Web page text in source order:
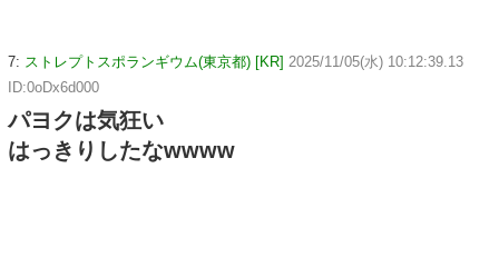
7: ストレプトスポランギウム(東京都) [KR] 2025/11/05(水) 10:12:39.13
ID:0oDx6d000
パヨクは気狂い
はっきりしたなwwww